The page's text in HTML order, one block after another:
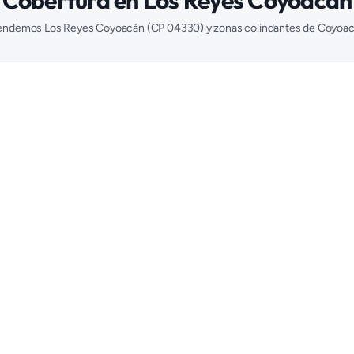
Los Reyes Coyoacán (CP04330) y zonas colindantes de